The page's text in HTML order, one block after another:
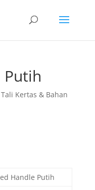
Tali Kertas & Bahan
Handle Putih